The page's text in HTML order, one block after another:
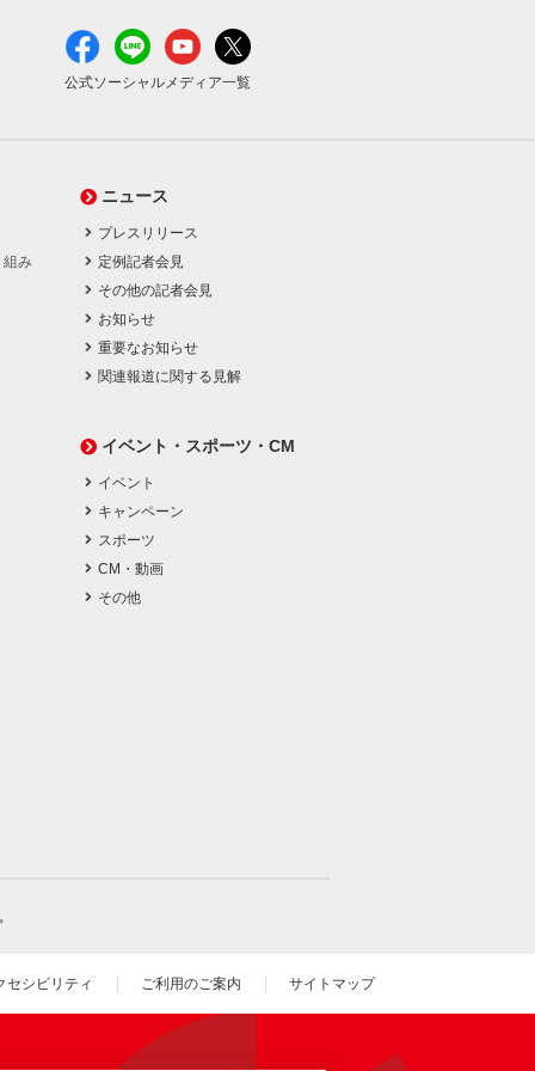
公式ソーシャルメディア一覧
組み
ニュース
プレスリリース
定例記者会見
その他の記者会見
お知らせ
重要なお知らせ
関連報道に関する見解
イベント・スポーツ・CM
イベント
キャンペーン
スポーツ
CM・動画
その他
セシビリティ ご利用のご案内 サイトマップ